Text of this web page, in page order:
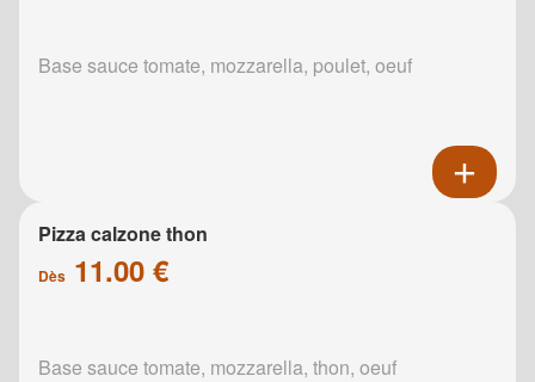
Base sauce tomate, mozzarella, poulet, oeuf
Pizza calzone thon
Dès 11.00 €
Base sauce tomate, mozzarella, thon, oeuf